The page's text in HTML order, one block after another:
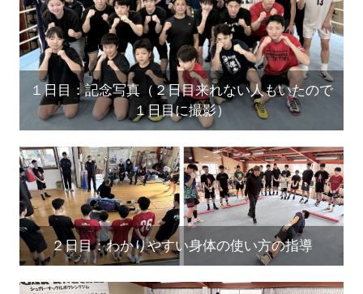
１日目：記念写真（２日目来れない人もいたので
１日目に撮影）
２日目：わかりやすい身体の使い方の指導